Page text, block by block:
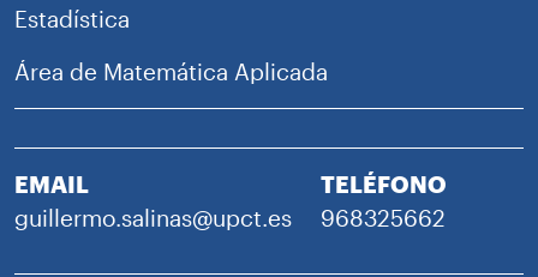
Estadística
Área de Matemática Aplicada
EMAIL
guillermo.salinas@upct.es
TELÉFONO
968325662